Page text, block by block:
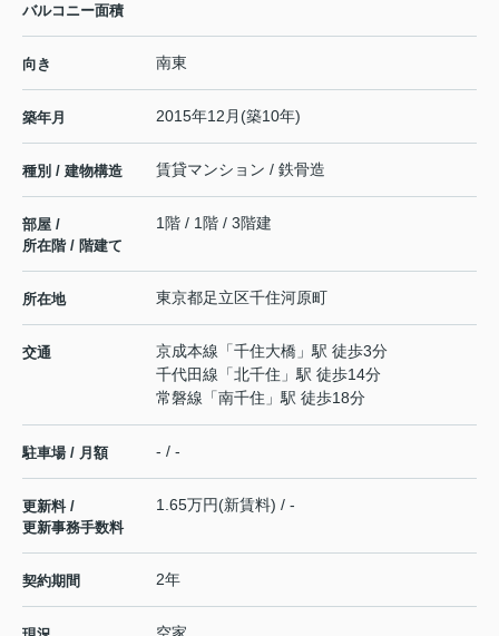
バルコニー面積
向き 南東
築年月 2015年12月(築10年)
種別 / 建物構造 賃貸マンション / 鉄骨造
部屋 /
所在階 / 階建て
1階 / 1階 / 3階建
所在地 東京都足立区千住河原町
交通 京成本線 「千住大橋 」駅 徒歩3分
千代田線 「北千住 」駅 徒歩14分
常磐線 「南千住 」駅 徒歩18分
駐車場 / 月額 - / -
更新料 /
更新事務手数料
1.65万円(新賃料) / -
契約期間 2年